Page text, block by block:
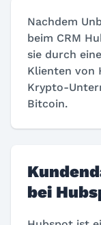
Nachdem
beim CRM
sie durch
Klienten von
Krypto-
Bitcoin.
bei